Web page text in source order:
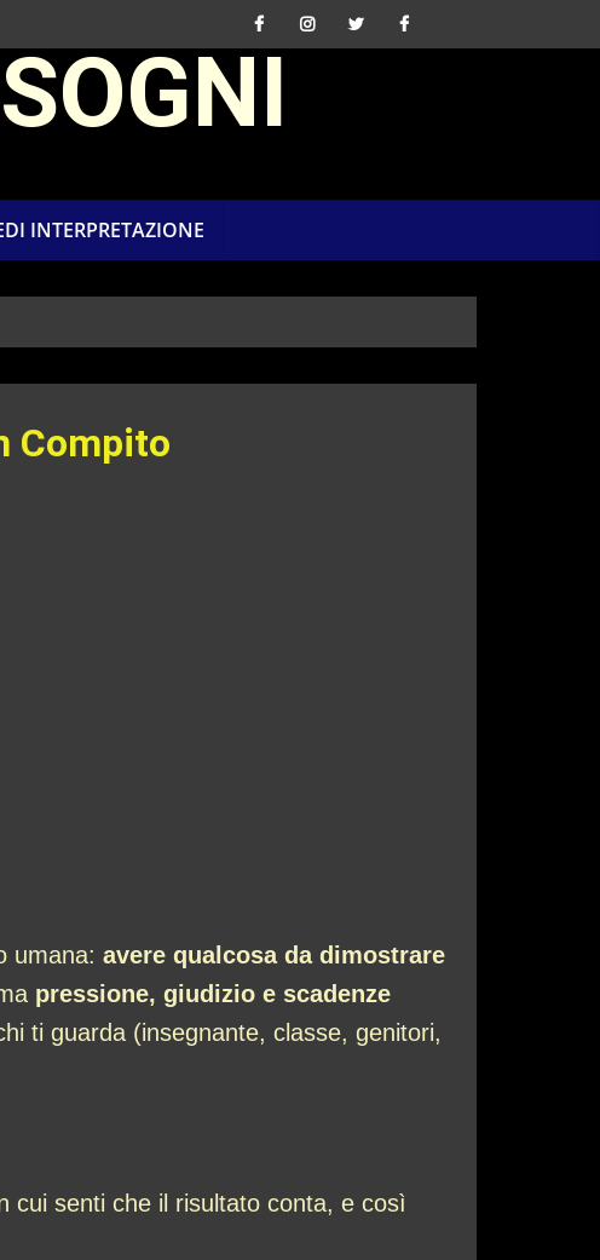
INTERPRETAZIONE
Compito
umana: avere qualcosa da dimostrare
pressione, giudizio e scadenze
ti guarda (insegnante, classe, genitori,
cui senti che il risultato conta, e così